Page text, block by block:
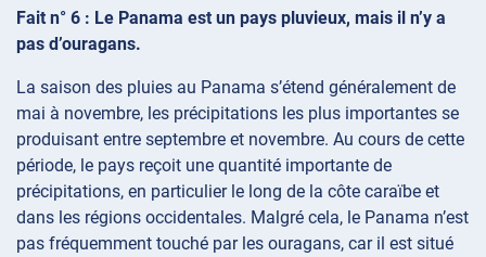
Fait n° 6 : Le Panama est un pays pluvieux, mais il n’y a
pas d’ouragans.
La saison des pluies au Panama s’étend généralement de
mai à novembre, les précipitations les plus importantes se
produisant entre septembre et novembre. Au cours de cette
période, le pays reçoit une quantité importante de
précipitations, en particulier le long de la côte caraïbe et
dans les régions occidentales. Malgré cela, le Panama n’est
pas fréquemment touché par les ouragans, car il est situé